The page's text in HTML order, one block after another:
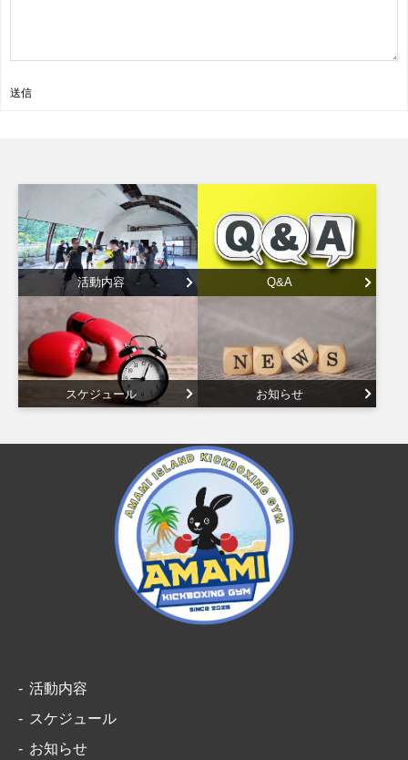
送信
活動内容 Q&A
スケジュール お知らせ
活動内容
スケジュール
お知らせ